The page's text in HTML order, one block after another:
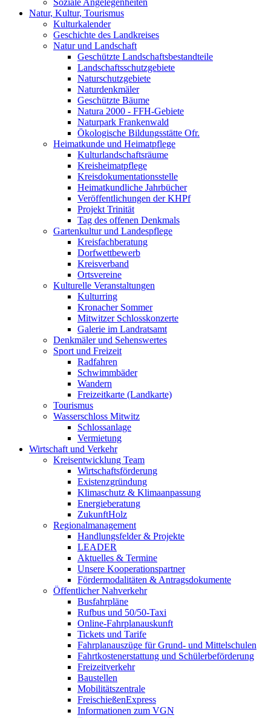
Soziale Angelegenheiten
Natur, Kultur, Tourismus
Kulturkalender
Geschichte des Landkreises
Natur und Landschaft
Geschützte Landschaftsbestandteile
Landschaftsschutzgebiete
Naturschutzgebiete
Naturdenkmäler
Geschützte Bäume
Natura 2000 - FFH-Gebiete
Naturpark Frankenwald
Ökologische Bildungsstätte Ofr.
Heimatkunde und Heimatpflege
Kulturlandschaftsräume
Kreisheimatpflege
Kreisdokumentationsstelle
Heimatkundliche Jahrbücher
Veröffentlichungen der KHPf
Projekt Trinität
Tag des offenen Denkmals
Gartenkultur und Landespflege
Kreisfachberatung
Dorfwettbewerb
Kreisverband
Ortsvereine
Kulturelle Veranstaltungen
Kulturring
Kronacher Sommer
Mitwitzer Schlosskonzerte
Galerie im Landratsamt
Denkmäler und Sehenswertes
Sport und Freizeit
Radfahren
Schwimmbäder
Wandern
Freizeitkarte (Landkarte)
Tourismus
Wasserschloss Mitwitz
Schlossanlage
Vermietung
Wirtschaft und Verkehr
Kreisentwicklung Team
Wirtschaftsförderung
Existenzgründung
Klimaschutz & Klimaanpassung
Energieberatung
ZukunftHolz
Regionalmanagement
Handlungsfelder & Projekte
LEADER
Aktuelles & Termine
Unsere Kooperationspartner
Fördermodalitäten & Antragsdokumente
Öffentlicher Nahverkehr
Busfahrpläne
Rufbus und 50/50-Taxi
Online-Fahrplanauskunft
Tickets und Tarife
Fahrplanauszüge für Grund- und Mittelschulen
Fahrtkostenerstattung und Schülerbeförderung
Freizeitverkehr
Baustellen
Mobilitätszentrale
FreischießenExpress
Informationen zum VGN